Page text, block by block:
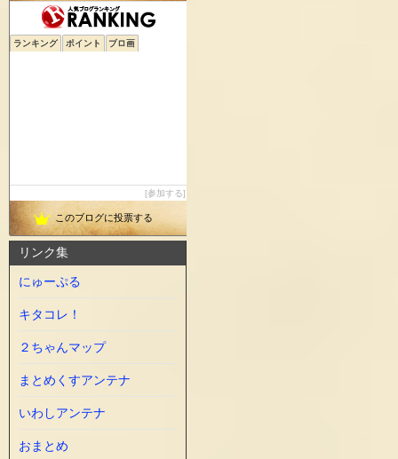
ランキング ポイント ブロ画
参加する
このブログに投票する
リンク集
にゅーぷる
キタコレ！
２ちゃんマップ
まとめくすアンテナ
いわしアンテナ
おまとめ